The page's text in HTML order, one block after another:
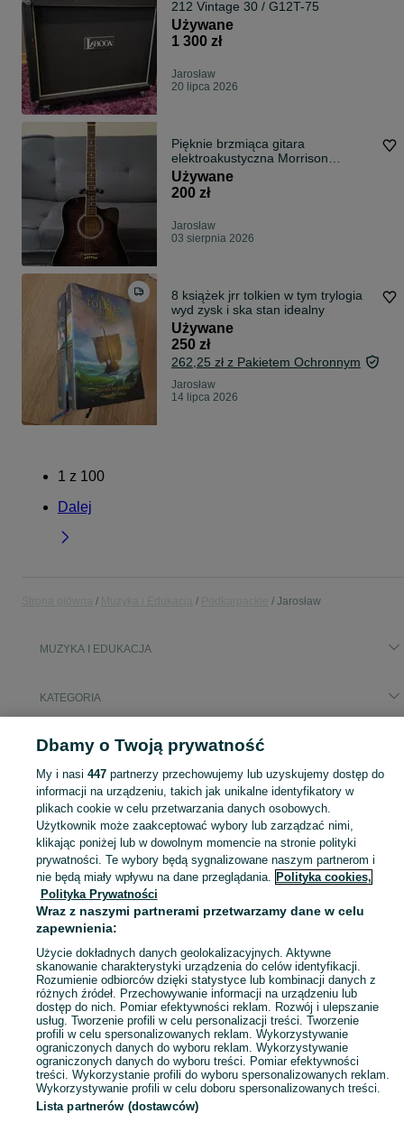
212 Vintage 30 / G12T-75
Używane
1 300 zł
Jarosław
20 lipca 2026
Pięknie brzmiąca gitara
elektroakustyczna Morrison
MGW305 !Nowa elektronika!
Używane
200 zł
Jarosław
03 sierpnia 2026
8 książek jrr tolkien w tym trylogia
wyd zysk i ska stan idealny
Używane
250 zł
262,25 zł z Pakietem Ochronnym
Jarosław
14 lipca 2026
1 z 100
Dalej
Jarosław
MUZYKA I EDUKACJA
KATEGORIA
Popularne wyszukiwania
Sprzedaż towarów dla relaksu, twórczości i nauki Jarosław ▶️ Nowe i używane instrumenty, książki, filmy i inne ✌ Kupuj i sprzedawaj na OLX.pl!
Mapa kategorii
Mapa miejscowości
Mapa ministron
Popularne wyszukiwania
Dbamy o Twoją prywatność
My i nasi 447partnerzy przechowujemy lub uzyskujemy dostęp do
informacji na urządzeniu, takich jak unikalne identyfikatory w
plikach cookie w celu przetwarzania danych osobowych.
Użytkownik może zaakceptować wybory lub zarządzać nimi,
klikając poniżej lub w dowolnym momencie na stronie polityki
prywatności. Te wybory będą sygnalizowane naszym partnerom i
nie będą miały wpływu na dane przeglądania. Polityka cookies,
Polityka Prywatności
Wraz z naszymi partnerami przetwarzamy dane w celu
zapewnienia:
Użycie dokładnych danych geolokalizacyjnych. Aktywne
skanowanie charakterystyki urządzenia do celów identyfikacji.
Rozumienie odbiorców dzięki statystyce lub kombinacji danych z
różnych źródeł. Przechowywanie informacji na urządzeniu lub
dostęp do nich. Pomiar efektywności reklam. Rozwój i ulepszanie
usług. Tworzenie profili w celu personalizacji treści. Tworzenie
profili w celu spersonalizowanych reklam. Wykorzystywanie
ograniczonych danych do wyboru reklam. Wykorzystywanie
ograniczonych danych do wyboru treści. Pomiar efektywności
treści. Wykorzystanie profili do wyboru spersonalizowanych reklam.
Wykorzystywanie profili w celu doboru spersonalizowanych treści.
Lista partnerów (dostawców)